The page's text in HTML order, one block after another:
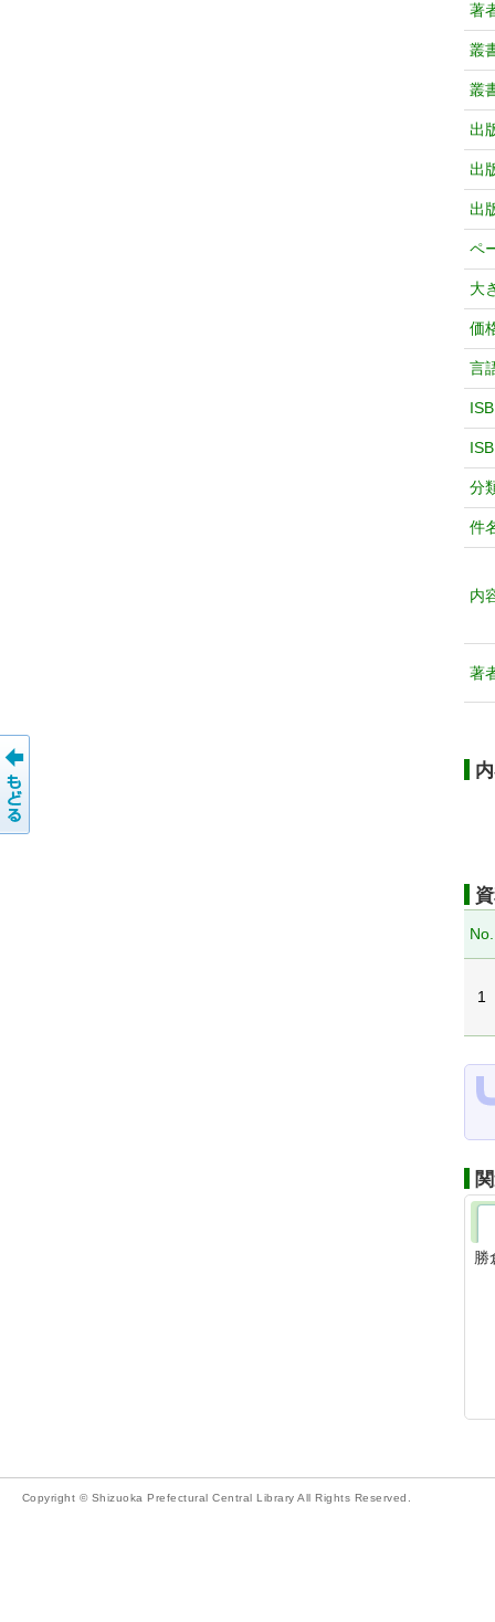
著
叢
叢
出
出
出
ペ
大
価
言
分
件
内
著
No.
1
勝
Copyright © Shizuoka Prefectural Central Library All Rights Reserved.